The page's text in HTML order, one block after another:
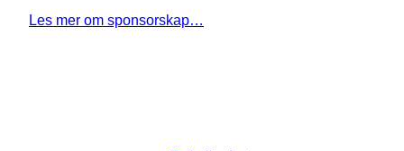
Les mer om sponsorskap…